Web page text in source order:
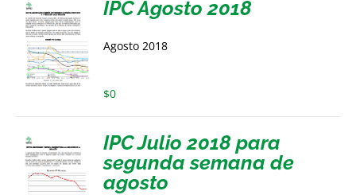
IPC Agosto 2018
Agosto 2018
$0
IPC Julio 2018 para
segunda semana de
agosto